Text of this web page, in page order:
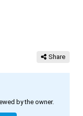
Share
by the owner.